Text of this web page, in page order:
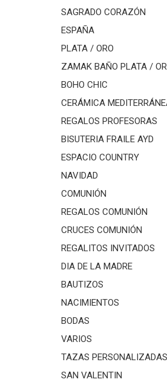
SAGRADO CORAZÓN
ESPAÑA
PLATA / ORO
ZAMAK BAÑO PLATA /
BOHO CHIC
CERÁMICA
REGALOS PROFESORAS
BISUTERIA FRAILE AYD
ESPACIO COUNTRY
NAVIDAD
COMUNIÓN
REGALOS COMUNIÓN
CRUCES COMUNIÓN
REGALITOS INVITADOS
DIA DE LA MADRE
BAUTIZOS
NACIMIENTOS
BODAS
VARIOS
TAZAS PERSONALIZADAS
SAN VALENTIN